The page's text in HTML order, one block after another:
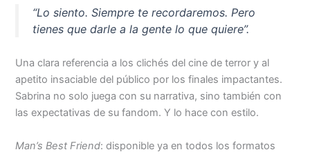
“Lo siento. Siempre te recordaremos. Pero
tienes que darle a la gente lo que quiere”.
Una clara referencia a los clichés del cine de terror y al
apetito insaciable del público por los finales impactantes.
Sabrina no solo juega con su narrativa, sino también con
las expectativas de su fandom. Y lo hace con estilo.
Man’s Best Friend: disponible ya en todos los formatos